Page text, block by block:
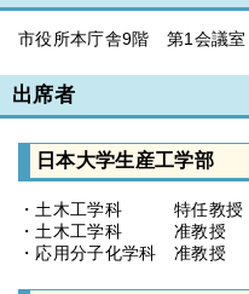
市役所本庁舎9階 第1会議室
出席者
日本大学生産工学部
・土木工学科 特任教
・土木工学科 准教授
・応用分子化学科 准教